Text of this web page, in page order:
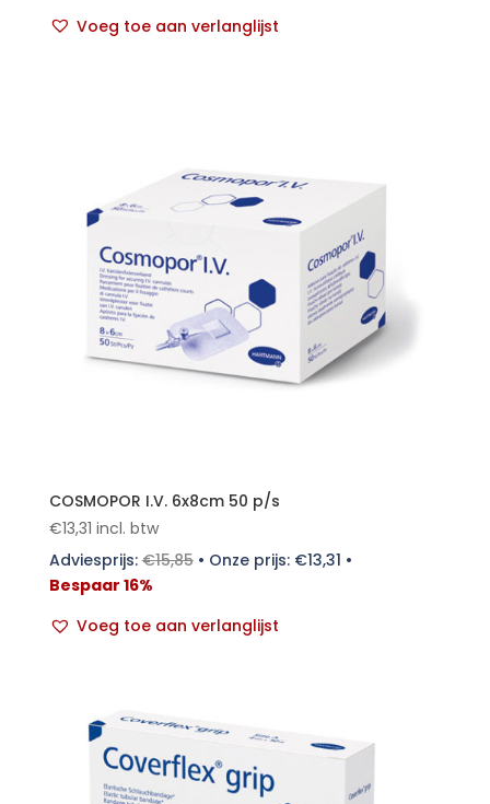
Voeg toe aan verlanglijst
COSMOPOR I.V. 6x8cm 50 p/s
€13,31 incl. btw
Adviesprijs:€15,85• Onze prijs: €13,31 •
Bespaar 16%
Voeg toe aan verlanglijst